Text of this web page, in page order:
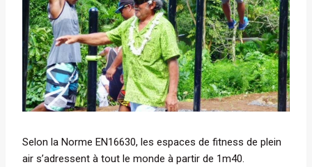
Selon la Norme EN16630, les espaces de fitness de plein
air s’adressent à tout le monde à partir de 1m40.